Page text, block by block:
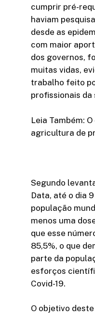
cumprir pré-
haviam
desde as
com maior
dos governos,
muitas vidas,
trabalho feito
profissionais da
Leia Também:
agricultura de
Segundo
Data, até o dia
população
menos uma
que esse
85,5%, o que
parte da
esforços
Covid-19.
O objetivo